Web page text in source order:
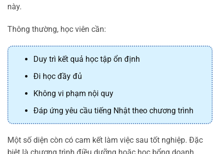
này.
Thông thường, học viên cần:
Duy trì kết quả học tập ổn định
Đi học đầy đủ
Không vi phạm nội quy
Đáp ứng yêu cầu tiếng Nhật theo chương trình
Một số diện còn có cam kết làm việc sau tốt nghiệp. Đặc